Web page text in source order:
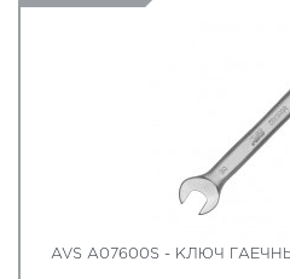
AVS A07600S - КЛЮЧ